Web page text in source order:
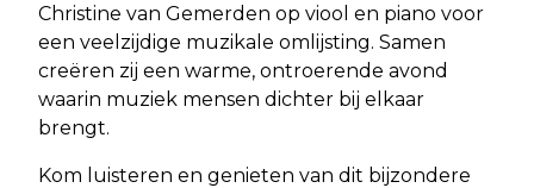
Christine van Gemerden op viool en piano voor
een veelzijdige muzikale omlijsting. Samen
creëren zij een warme, ontroerende avond
waarin muziek mensen dichter bij elkaar
brengt.
Kom luisteren en genieten van dit bijzondere